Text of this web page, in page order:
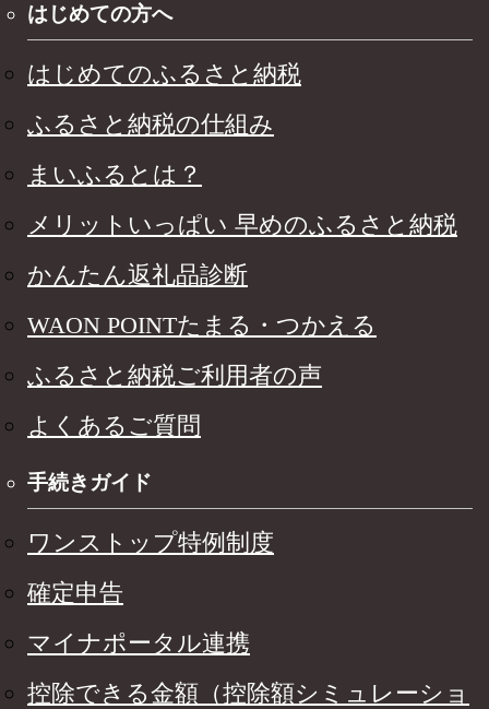
はじめての方へ
はじめてのふるさと納税
ふるさと納税の仕組み
まいふるとは？
メリットいっぱい 早めのふるさと納税
かんたん返礼品診断
WAON POINTたまる・つかえる
ふるさと納税ご利用者の声
よくあるご質問
手続きガイド
ワンストップ特例制度
確定申告
マイナポータル連携
控除できる金額（控除額シミュレーショ